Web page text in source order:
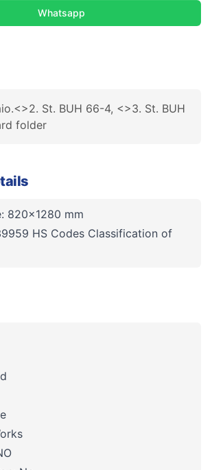
Whatsapp
St. BUH 66-4, <>3. St. BUH
folder
820x1280 mm
HS Codes Classification of